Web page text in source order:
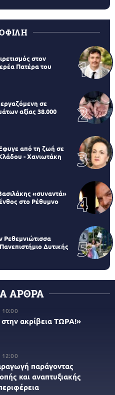
στον
Πατέρα του
σε
αξίας 38.000
από τη ζωή σε
- Χανιωτάκη
«συναντά»
στο Ρέθυμνο
Ρεθεμνιώτισσα
Δυτικής
ΑΡΘΡΑ
10:00
ακρίβεια ΤΩΡΑ!»
12:00
παράγοντας
και αναπτυξιακής